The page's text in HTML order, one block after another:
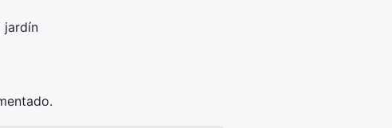
jardín